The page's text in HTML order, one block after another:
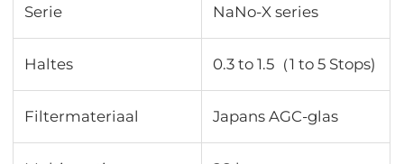
Serie NaNo-X series
Haltes 0.3 to 1.5（1 to 5 Stops)
Filtermateriaal Japans AGC-glas